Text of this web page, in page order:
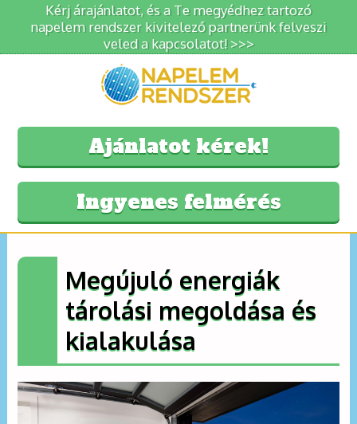
Kérj árajánlatot, és a Te megyédhez tartozó
napelem rendszer kivitelező partnerünk felveszi
veled a kapcsolatot! >>>
Ajánlatot kérek!
Ingyenes felmérés
Megújuló energiák
tárolási megoldása és
kialakulása